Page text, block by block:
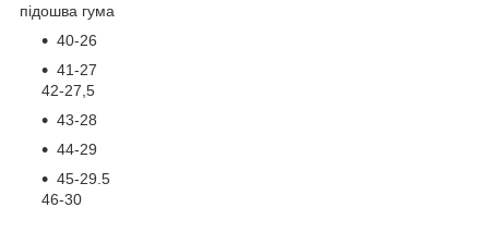
підошва гума
40-26
41-27
42-27,5
43-28
44-29
45-29.5
46-30